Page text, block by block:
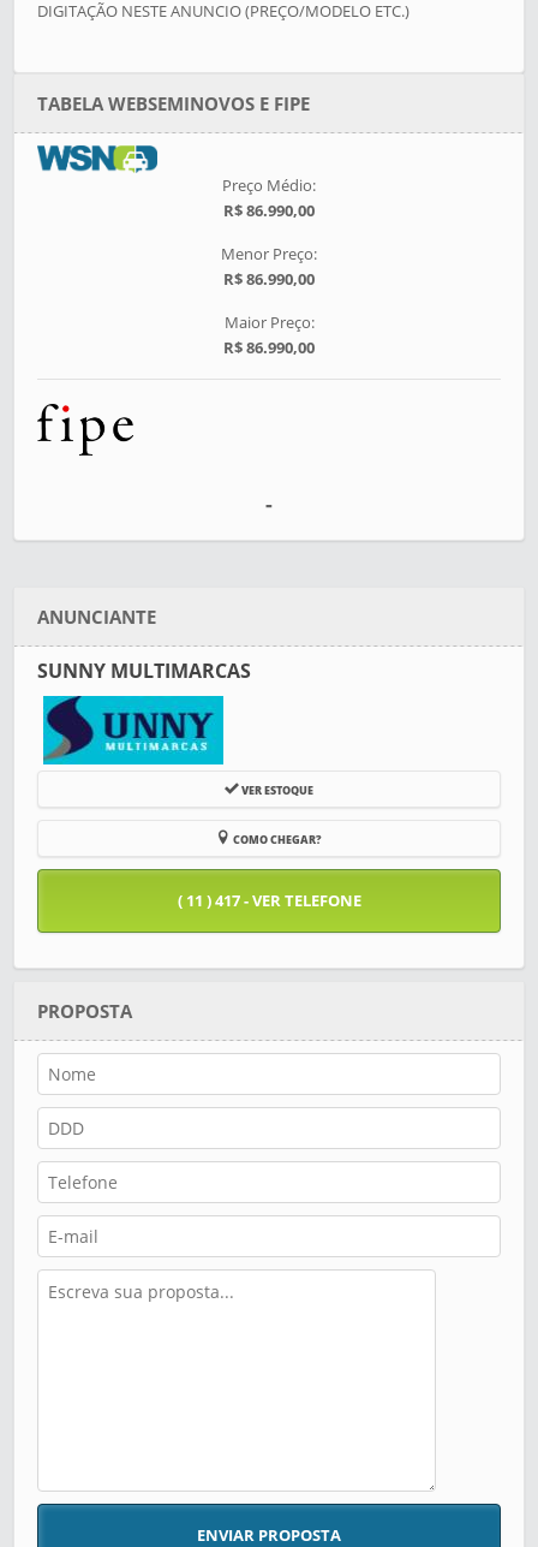
DIGITAÇÃO NESTE ANUNCIO (PREÇO/MODELO ETC.)
TABELA WEBSEMINOVOS E FIPE
Preço Médio:
R$ 86.990,00
Menor Preço:
R$ 86.990,00
Maior Preço:
R$ 86.990,00
-
ANUNCIANTE
SUNNY MULTIMARCAS
VER ESTOQUE
COMO CHEGAR?
( 11 ) 417 - VER TELEFONE
PROPOSTA
ENVIAR PROPOSTA